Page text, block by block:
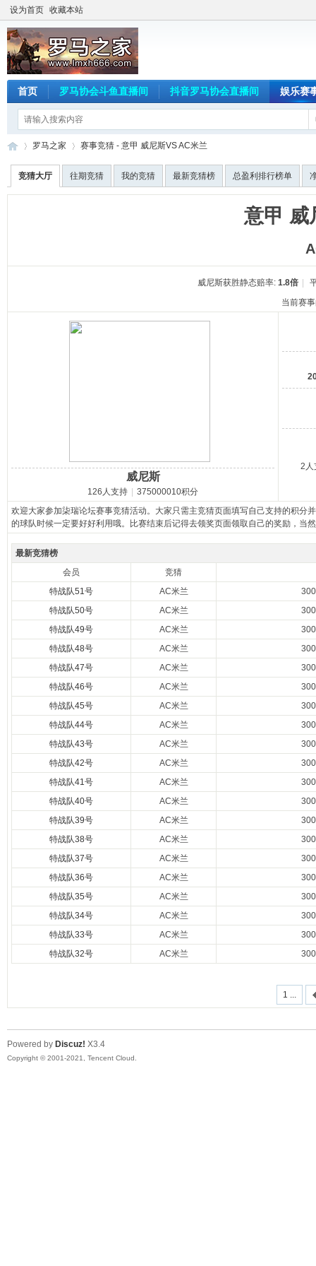
设为首页 收藏本站
首页 罗马协会斗鱼直播间 抖音罗马协会直播间 娱乐赛
罗马之家 赛事竞猜 - 意甲 威尼斯VS AC米兰
竞猜大厅 往期竞猜 我的竞猜 最新竞猜榜 总盈利排行榜单
意甲 威
威尼斯获胜静态赔率: 1.8倍
当前赛
威尼斯
126人支持 375000010积分
2人
欢迎大家参加柒瑞论坛赛事竞猜活动。大家只需主竞猜页面填写自己支持的积
的球队时候一定要好好利用哦。比赛结束后记得去领奖页面领取自己的奖励，当
最新竞猜榜
会员
竞猜
特战队51号
AC米兰
特战队50号
AC米兰
特战队49号
AC米兰
特战队48号
AC米兰
特战队47号
AC米兰
特战队46号
AC米兰
特战队45号
AC米兰
特战队44号
AC米兰
特战队43号
AC米兰
特战队42号
AC米兰
特战队41号
AC米兰
特战队40号
AC米兰
特战队39号
AC米兰
特战队38号
AC米兰
特战队37号
AC米兰
特战队36号
AC米兰
特战队35号
AC米兰
特战队34号
AC米兰
特战队33号
AC米兰
特战队32号
AC米兰
1 ...
Powered by Discuz! X3.4
Copyright © 2001-2021, Tencent Cloud.